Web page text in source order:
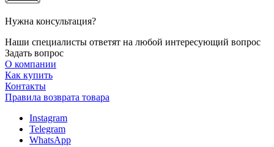
Нужна консультация?
Наши специалисты ответят на любой интересующий вопрос
Задать вопрос
О компании
Как купить
Контакты
Правила возврата товара
Instagram
Telegram
WhatsApp